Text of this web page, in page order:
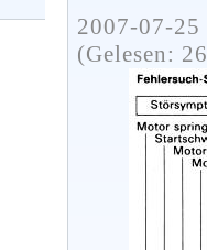
2007-07-
(Gelesen: